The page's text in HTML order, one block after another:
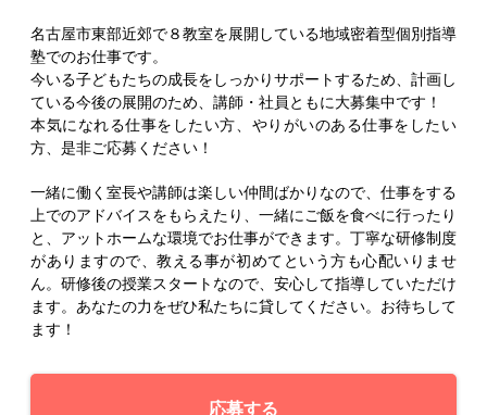
名古屋市東部近郊で８教室を展開している地域密着型個別指導
塾でのお仕事です。
今いる子どもたちの成長をしっかりサポートするため、計画し
ている今後の展開のため、講師・社員ともに大募集中です！
本気になれる仕事をしたい方、やりがいのある仕事をしたい
方、是非ご応募ください！
一緒に働く室長や講師は楽しい仲間ばかりなので、仕事をする
上でのアドバイスをもらえたり、一緒にご飯を食べに行ったり
と、アットホームな環境でお仕事ができます。丁寧な研修制度
がありますので、教える事が初めてという方も心配いりませ
ん。研修後の授業スタートなので、安心して指導していただけ
ます。あなたの力をぜひ私たちに貸してください。お待ちして
ます！
応募する